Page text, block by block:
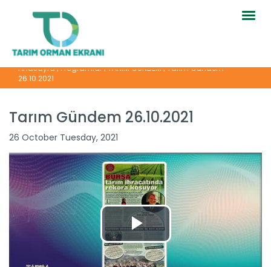
Anasayfa|Programlar|TARIM GÜNDEM|Tarım Gündem
26.10.2021
Tarım Gündem 26.10.2021
26 October Tuesday, 2021